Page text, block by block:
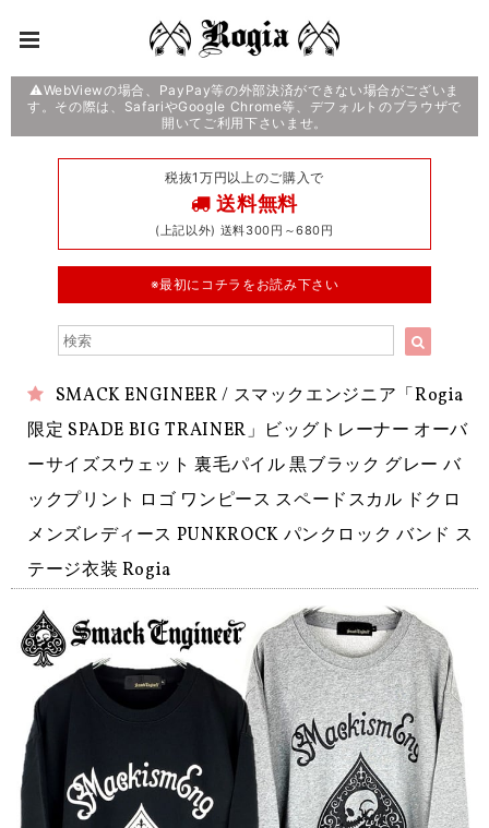
⚠️WebViewの場合、PayPay等の外部決済ができない場合がございま
す。その際は、SafariやGoogle Chrome等、デフォルトのブラウザで
開いてご利用下さいませ。
税抜1万円以上のご購入で
送料無料
(上記以外) 送料300円～680円
※最初にコチラをお読み下さい
SMACK ENGINEER / スマックエンジニア「Rogia
限定 SPADE BIG TRAINER」ビッグトレーナー オーバ
ーサイズスウェット 裏毛パイル 黒ブラック グレー バ
ックプリント ロゴ ワンピース スペードスカル ドクロ
メンズレディース PUNKROCK パンクロック バンド ス
テージ衣装 Rogia